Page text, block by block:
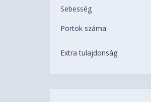
Sebesség
Portok száma
Extra tulajdonság